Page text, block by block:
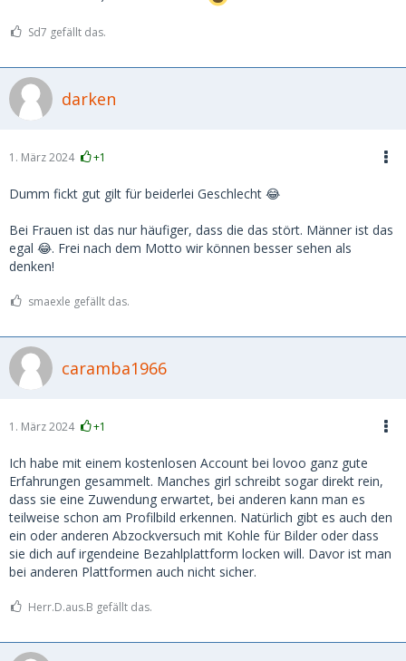
Sd7 gefällt das.
darken
1. März 2024 +1
Dumm fickt gut gilt für beiderlei Geschlecht 😂
Bei Frauen ist das nur häufiger, dass die das stört. Männer ist das
egal 😂. Frei nach dem Motto wir können besser sehen als
denken!
smaexle gefällt das.
caramba1966
1. März 2024 +1
Ich habe mit einem kostenlosen Account bei lovoo ganz gute
Erfahrungen gesammelt. Manches girl schreibt sogar direkt rein,
dass sie eine Zuwendung erwartet, bei anderen kann man es
teilweise schon am Profilbild erkennen. Natürlich gibt es auch den
ein oder anderen Abzockversuch mit Kohle für Bilder oder dass
sie dich auf irgendeine Bezahlplattform locken will. Davor ist man
bei anderen Plattformen auch nicht sicher.
Herr.D.aus.B gefällt das.